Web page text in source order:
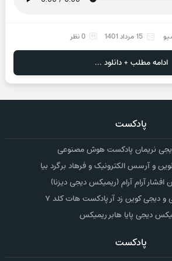
15 مرداد 1401 0 نظر
ادامه مطلب + دانلود ...
پادکست
نریمان پادکست هوش مصنوعی
و آرسس الکترونیک و فرهاد برگرد بیا
آرام آرام (ریمیکس دیجی دیزنا)
دیجی کوین زد آر پادکست هات کلد ۷
دیجی پایا هابر ریمیکس
پادکست